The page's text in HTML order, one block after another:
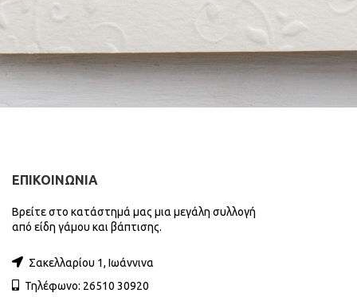
ΕΠΙΚΟΙΝΩΝΙΑ
Βρείτε στο κατάστημά μας μια μεγάλη συλλογή
από είδη γάμου και βάπτισης.
Σακελλαρίου 1, Ιωάννινα
Τηλέφωνο: 26510 30920